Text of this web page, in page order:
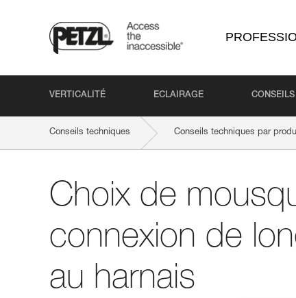
VERTICALITÉ ECLAIRAGE
Conseils techniques Conseils techniques par
Choix de
connexion de
au harnais